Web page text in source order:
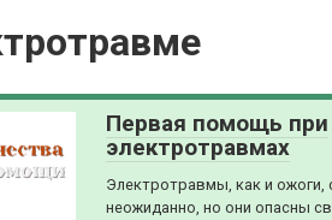
Первая помощь при
электротравмах
Электротравмы, как и ожоги,
неожиданно, но они опасны